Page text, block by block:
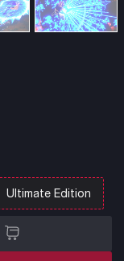
Ultimate Edition